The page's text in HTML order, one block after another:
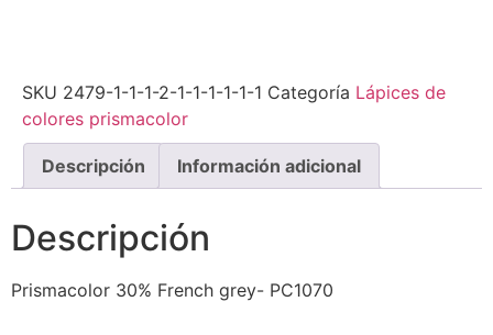
SKU 2479-1-1-1-2-1-1-1-1-1-1 Categoría Lápices de
colores prismacolor
Descripción Información adicional
Descripción
Prismacolor 30% French grey- PC1070